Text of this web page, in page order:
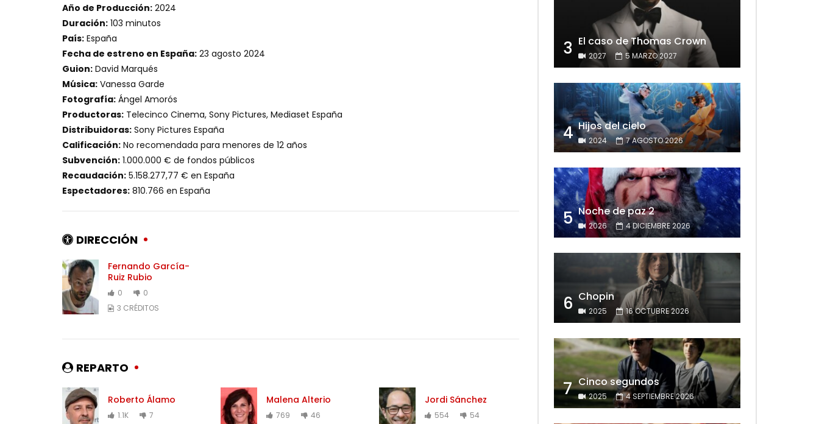
Año de Producción: 2024
Duración: 103 minutos
País: España
Fecha de estreno en España: 23 agosto 2024
Guion: David Marqués
Música: Vanessa Garde
Fotografía: Ángel Amorós
Productoras: Telecinco Cinema, Sony Pictures, Mediaset España
Distribuidoras: Sony Pictures España
Calificación: No recomendada para menores de 12 años
Subvención: 1.000.000 € de fondos públicos
Recaudación: 5.158.277,77 € en España
Espectadores: 810.766 en España
DIRECCIÓN
Fernando García-
Ruiz Rubio
0
0
3 CRÉDITOS
REPARTO
Roberto Álamo
1.1K
7
Malena Alterio
769
46
Jordi Sánchez
554
54
3 El caso de Thomas Crown
2027 5 MARZO 2027
4 Hijos del cielo
2024 7 AGOSTO 2026
5 Noche de paz 2
2026 4 DICIEMBRE 2026
6 Chopin
2025 16 OCTUBRE 2026
7 Cinco segundos
2025 4 SEPTIEMBRE 2026